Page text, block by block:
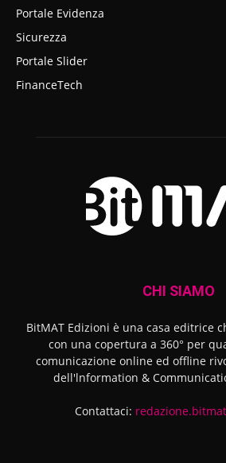
Portale Evidenza
Sicurezza
Portale Slider
FinanceTech
CHI SIAMO
BitMAT Edizioni è una casa editrice
con una copertura a 360° per
comunicazione online ed offline
dell'lnformation &
Contattaci: